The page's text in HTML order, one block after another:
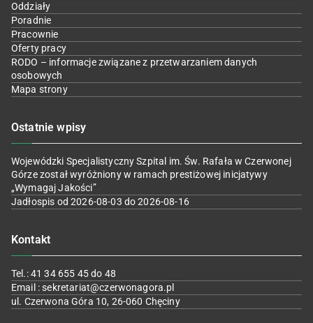
Oddziały
Poradnie
Pracownie
Oferty pracy
RODO – informacje związane z przetwarzaniem danych
osobowych
Mapa strony
Ostatnie wpisy
Wojewódzki Specjalistyczny Szpital im. Św. Rafała w Czerwonej
Górze został wyróżniony w ramach prestiżowej inicjatywy
„Wymagaj Jakości”
Jadłospis od 2026-08-03 do 2026-08-16
Kontakt
Tel.: 41 34 655 45 do 48
Email : sekretariat@czerwonagora.pl
ul. Czerwona Góra 10, 26-060 Chęciny